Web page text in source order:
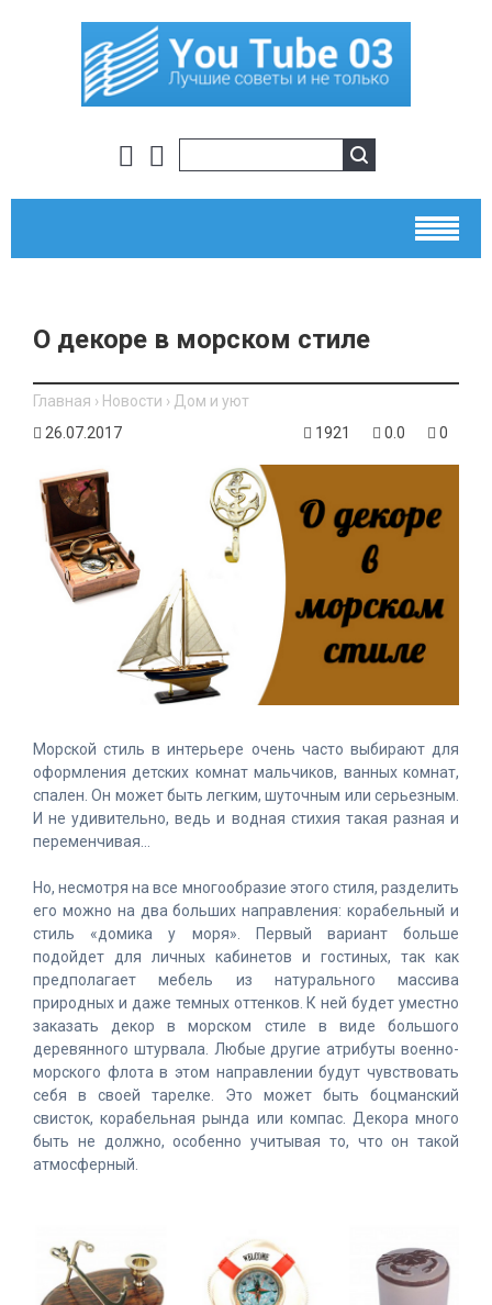
О декоре в морском стиле
Главная › Новости › Дом и уют
26.07.2017
1921 0.0 0
Морской стиль в интерьере очень часто выбирают для
оформления детских комнат мальчиков, ванных комнат,
спален. Он может быть легким, шуточным или серьезным.
И не удивительно, ведь и водная стихия такая разная и
переменчивая…
Но, несмотря на все многообразие этого стиля, разделить
его можно на два больших направления: корабельный и
стиль «домика у моря». Первый вариант больше
подойдет для личных кабинетов и гостиных, так как
предполагает мебель из натурального массива
природных и даже темных оттенков. К ней будет уместно
заказать декор в морском стиле в виде большого
деревянного штурвала. Любые другие атрибуты военно-
морского флота в этом направлении будут чувствовать
себя в своей тарелке. Это может быть боцманский
свисток, корабельная рында или компас. Декора много
быть не должно, особенно учитывая то, что он такой
атмосферный.